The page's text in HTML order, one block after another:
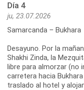
Día 4
ju, 23.07.2026
Samarcanda – Bukhara
Desayuno. Por la
Shakhi Zinda, la
libre para almorzar (no
carretera hacia
traslado al hotel y